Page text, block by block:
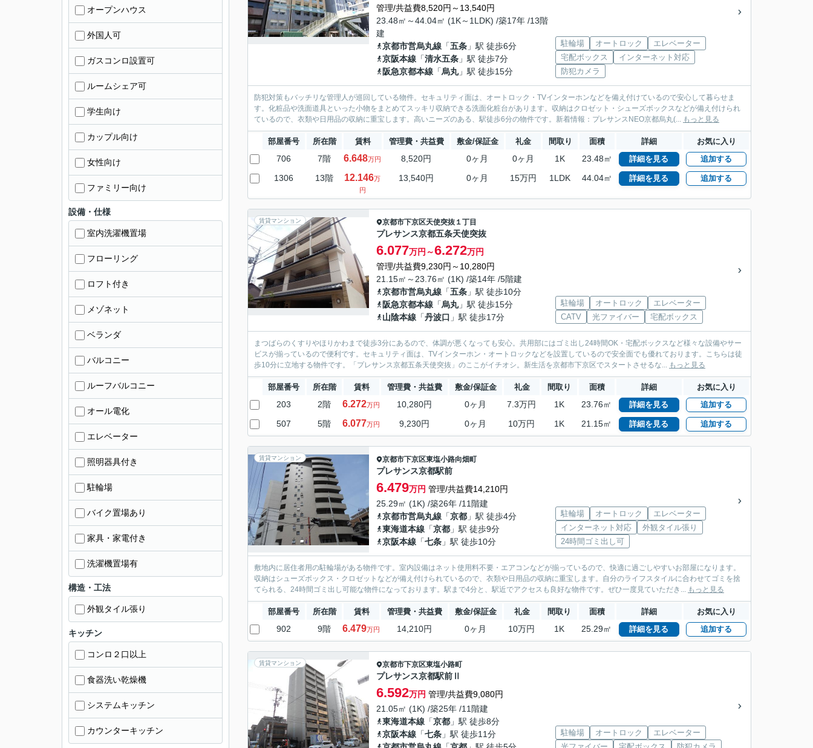
管理/共益費8,520円～13,540円
23.48㎡～44.04㎡ (1K～1LDK) /築17年 /13階
建
京都市営烏丸線 「五条 」駅 徒歩6分
京阪本線 「清水五条 」駅 徒歩7分
阪急京都本線 「烏丸」駅 徒歩15分
駐輪場 オートロック
エレベーター
宅配ボックス
インターネット対応
防犯カメラ
防犯対策もバッチリな管理人が巡回している物件。セキュリティ面は、オートロック・TVインターホンなどを備え付けているので安心して暮らせま
す。化粧品や洗面道具といった小物をまとめてスッキリ収納できる洗面化粧台があります。収納はクロゼット・シューズボックスなどが備え付けられ
ているので、衣類や日用品の収納に重宝します。高いニーズのある、駅徒歩6分の物件です。新着情報：プレサンスNEO京都烏丸(... もっと見る
部屋番号 所在階 賃料 管理費・共益費 敷金/保証金 礼金 間取り 面積 詳細 お気に入り
706 7階 6.648万円 8,520円 0ヶ月 0ヶ月 1K 23.48㎡ 詳細を見る 追加する
1306 13階 12.146万
円
13,540円 0ヶ月 15万円 1LDK 44.04㎡ 詳細を見る 追加する
賃貸マンション 京都市下京区天使突抜１丁目
プレサンス京都五条天使突抜
6.077万円～6.272万円
管理/共益費9,230円～10,280円
21.15㎡～23.76㎡ (1K) /築14年 /5階建
京都市営烏丸線 「五条 」駅 徒歩10分
阪急京都本線 「烏丸」駅 徒歩15分
山陰本線 「丹波口 」駅 徒歩17分
駐輪場 オートロック
エレベーター
CATV
光ファイバー 宅配ボックス
まつばらのくすりやほりかわまで徒歩3分にあるので、体調が悪くなっても安心。共用部にはゴミ出し24時間OK・宅配ボックスなど様々な設備やサー
ビスが揃っているので便利です。セキュリティ面は、TVインターホン・オートロックなどを設置しているので安全面でも優れております。こちらは徒
歩10分に立地する物件です。「プレサンス京都五条天使突抜」のここがイチオシ。新生活を京都市下京区でスタートさせるな... もっと見る
部屋番号 所在階 賃料 管理費・共益費 敷金/保証金 礼金 間取り 面積 詳細 お気に入り
203 2階 6.272万円 10,280円 0ヶ月 7.3万円 1K 23.76㎡ 詳細を見る 追加する
507 5階 6.077万円 9,230円 0ヶ月 10万円 1K 21.15㎡ 詳細を見る 追加する
賃貸マンション 京都市下京区東塩小路向畑町
プレサンス京都駅前
6.479万円 管理/共益費14,210円
25.29㎡ (1K) /築26年 /11階建
京都市営烏丸線 「京都 」駅 徒歩4分
東海道本線 「京都 」駅 徒歩9分
京阪本線 「七条 」駅 徒歩10分
駐輪場 オートロック
エレベーター
インターネット対応
外観タイル張り
24時間ゴミ出し可
敷地内に居住者用の駐輪場がある物件です。室内設備はネット使用料不要・エアコンなどが揃っているので、快適に過ごしやすいお部屋になります。
収納はシューズボックス・クロゼットなどが備え付けられているので、衣類や日用品の収納に重宝します。自分のライフスタイルに合わせてゴミを捨
てられる、24時間ゴミ出し可能な物件になっております。駅まで4分と、駅近でアクセスも良好な物件です。ぜひ一度見ていただき... もっと見る
部屋番号 所在階 賃料 管理費・共益費 敷金/保証金 礼金 間取り 面積 詳細 お気に入り
902 9階 6.479万円 14,210円 0ヶ月 10万円 1K 25.29㎡ 詳細を見る 追加する
賃貸マンション 京都市下京区東塩小路町
プレサンス京都駅前Ⅱ
6.592万円 管理/共益費9,080円
21.05㎡ (1K) /築25年 /11階建
東海道本線 「京都 」駅 徒歩8分
京阪本線 「七条 」駅 徒歩11分
駐輪場 オートロック
エレベーター
オープンハウス
外国人可
ガスコンロ設置可
ルームシェア可
学生向け
カップル向け
女性向け
ファミリー向け
設備・仕様
室内洗濯機置場
フローリング
ロフト付き
メゾネット
ベランダ
バルコニー
ルーフバルコニー
オール電化
エレベーター
照明器具付き
駐輪場
バイク置場あり
家具・家電付き
洗濯機置場有
構造・工法
外観タイル張り
キッチン
コンロ２口以上
食器洗い乾燥機
システムキッチン
カウンターキッチン